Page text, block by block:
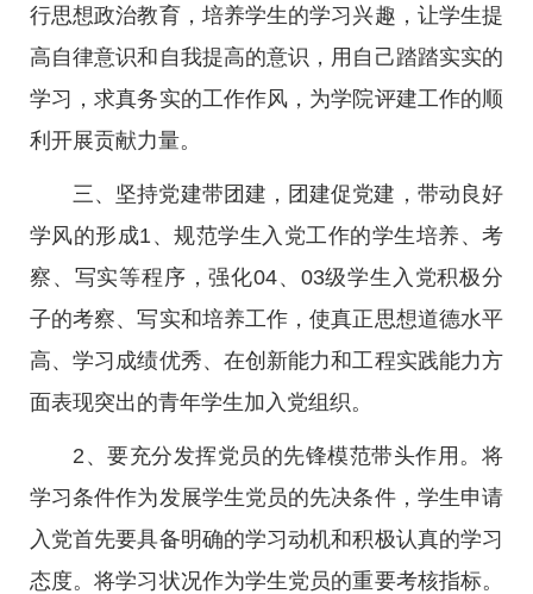
行思想政治教育，培养学生的学习兴趣，让学生提
高自律意识和自我提高的意识，用自己踏踏实实的
学习，求真务实的工作作风，为学院评建工作的顺
利开展贡献力量。
三、坚持党建带团建，团建促党建，带动良好
学风的形成1、规范学生入党工作的学生培养、考
察、写实等程序，强化04、03级学生入党积极分
子的考察、写实和培养工作，使真正思想道德水平
高、学习成绩优秀、在创新能力和工程实践能力方
面表现突出的青年学生加入党组织。
2、要充分发挥党员的先锋模范带头作用。将
学习条件作为发展学生党员的先决条件，学生申请
入党首先要具备明确的学习动机和积极认真的学习
态度。将学习状况作为学生党员的重要考核指标。